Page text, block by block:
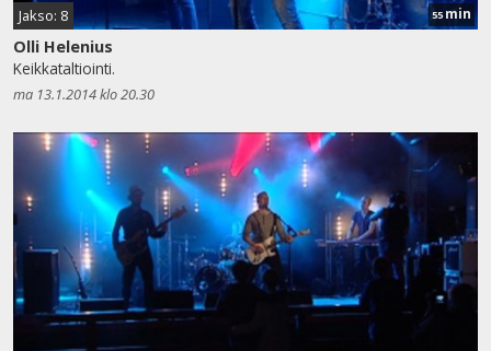
Jakso: 8 55 min
Olli Helenius
Keikkataltiointi.
ma 13.1.2014 klo 20.30